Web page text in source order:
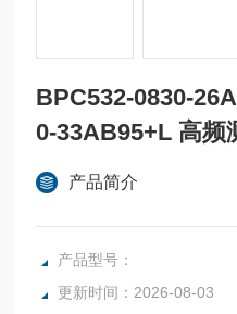
BPC532-0830-
0-33AB95+L 高频
产品简介
产品型号：
更新时间：2026-08-03